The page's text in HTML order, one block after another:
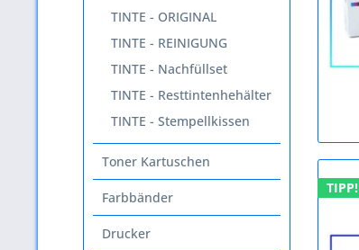
TINTE - ORIGINAL
TINTE - REINIGUNG
TINTE - Nachfüllset
TINTE - Resttintenhehälter
TINTE - Stempellkissen
Toner Kartuschen
Farbbänder
Drucker
TIPP!